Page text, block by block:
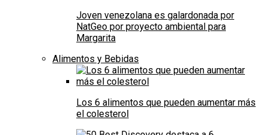
Joven venezolana es galardonada por
NatGeo por proyecto ambiental para
Margarita
Alimentos y Bebidas
Los 6 alimentos que pueden aumentar más
el colesterol